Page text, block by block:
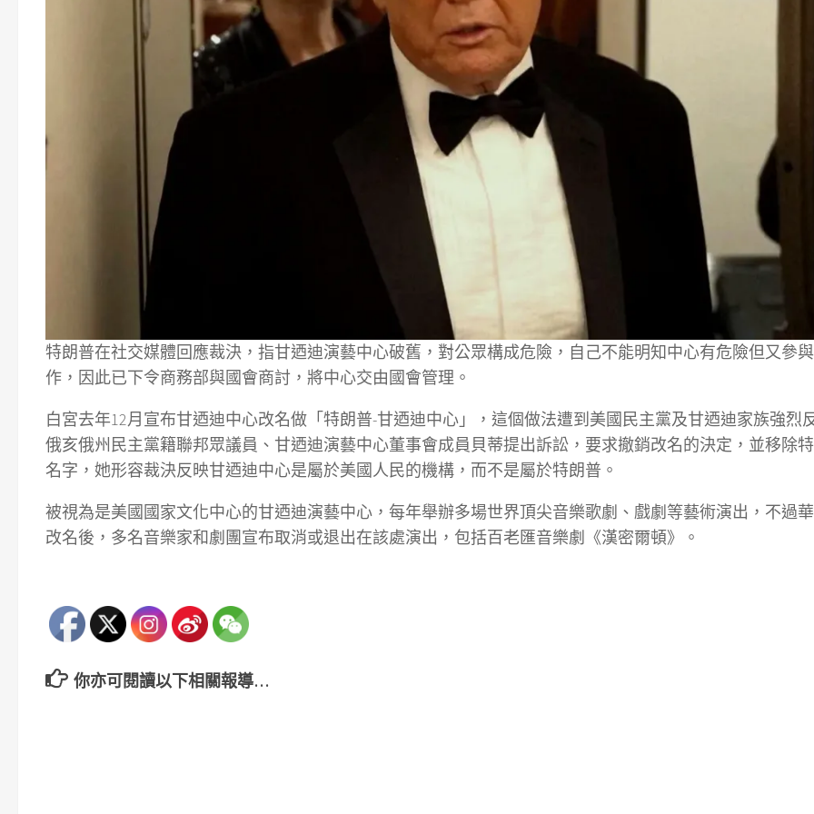
特朗普在社交媒體回應裁決，指甘迺迪演藝中心破舊，對公眾構成危險，自己不能明知中心有危險但又參
作，因此已下令商務部與國會商討，將中心交由國會管理。
白宮去年12月宣布甘迺迪中心改名做「特朗普-甘迺迪中心」，這個做法遭到美國民主黨及甘迺迪家族強烈
俄亥俄州民主黨籍聯邦眾議員、甘迺迪演藝中心董事會成員貝蒂提出訴訟，要求撤銷改名的決定，並移除
名字，她形容裁決反映甘迺迪中心是屬於美國人民的機構，而不是屬於特朗普。
被視為是美國國家文化中心的甘迺迪演藝中心，每年舉辦多場世界頂尖音樂歌劇、戲劇等藝術演出，不過
改名後，多名音樂家和劇團宣布取消或退出在該處演出，包括百老匯音樂劇《漢密爾頓》。
你亦可閱讀以下相關報導…